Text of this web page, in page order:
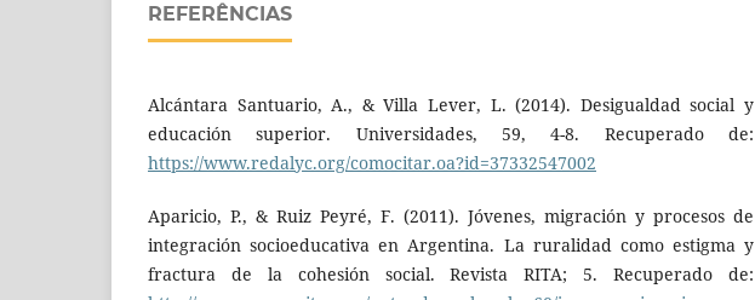
REFERÊNCIAS
Alcántara Santuario, A., & Villa Lever, L. (2014). Desigualdad social y
educación superior. Universidades, 59, 4-8. Recuperado de:
https://www.redalyc.org/comocitar.oa?id=37332547002
Aparicio, P., & Ruiz Peyré, F. (2011). Jóvenes, migración y procesos de
integración socioeducativa en Argentina. La ruralidad como estigma y
fractura de la cohesión social. Revista RITA; 5. Recuperado de: